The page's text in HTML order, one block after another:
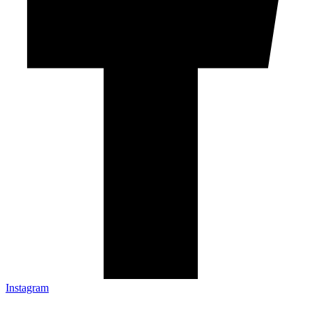
Instagram